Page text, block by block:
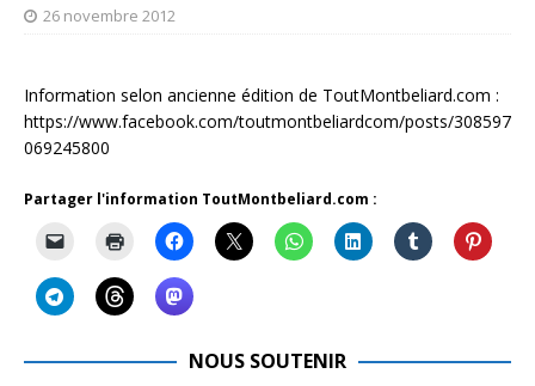
26 novembre 2012
Information selon ancienne édition de ToutMontbeliard.com :
https://www.facebook.com/toutmontbeliardcom/posts/308597
069245800
Partager l'information ToutMontbeliard.com :
NOUS SOUTENIR